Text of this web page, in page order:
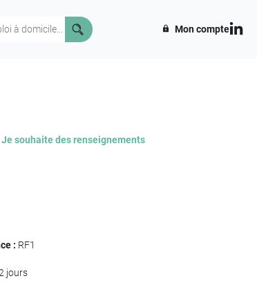
Mon compte
Je souhaite des renseignements
: RF1
jours